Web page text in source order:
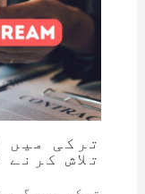
ترکی میں
تلاش